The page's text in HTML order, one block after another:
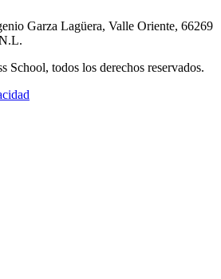
Garza Lagüera, Valle Oriente, 66269
todos los derechos reservados.